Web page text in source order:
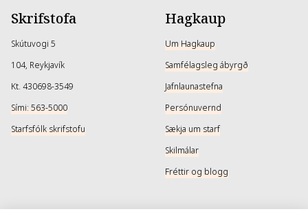
Skrifstofa
Skútuvogi 5
104, Reykjavík
Kt. 430698-3549
Sími: 563-5000
Starfsfólk skrifstofu
Hagkaup
Um Hagkaup
Samfélagsleg ábyrgð
Jafnlaunastefna
Persónuvernd
Sækja um starf
Skilmálar
Fréttir og blogg